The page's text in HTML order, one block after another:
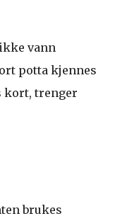
vann
potta kjennes
kort, trenger
brukes